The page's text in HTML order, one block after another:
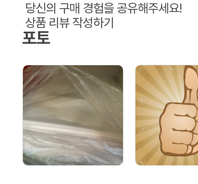
당신의 구매 경험을 공유해주세요!
상품 리뷰 작성하기
포토